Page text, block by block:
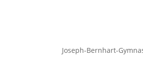
Joseph-Bernhart-